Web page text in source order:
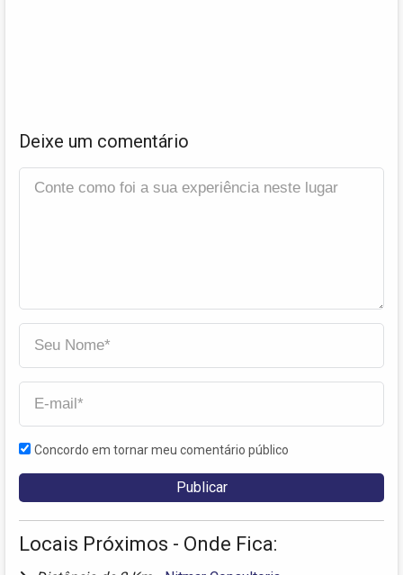
Deixe um comentário
Concordo em tornar meu comentário público
Locais Próximos - Onde Fica: